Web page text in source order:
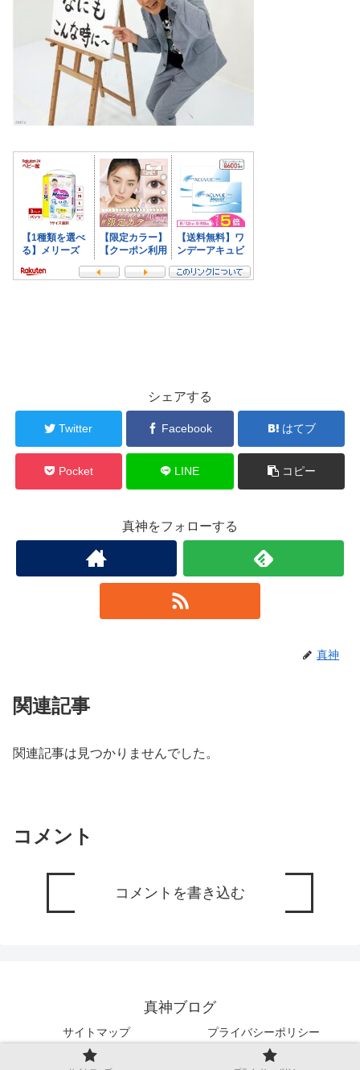
シェアする
Twitter Facebook はてブ
Pocket LINE コピー
真神をフォローする
真神
関連記事
関連記事は見つかりませんでした。
コメント
コメントを書き込む
真神ブログ
サイトマップ プライバシーポリシー
Copyright © 2019-2026 真神ブログ All Rights Reserved.